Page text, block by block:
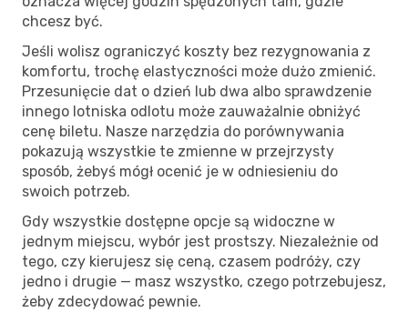
chcesz być.
Jeśli wolisz ograniczyć koszty bez rezygnowania z
komfortu, trochę elastyczności może dużo zmienić.
Przesunięcie dat o dzień lub dwa albo sprawdzenie
innego lotniska odlotu może zauważalnie obniżyć
cenę biletu. Nasze narzędzia do porównywania
pokazują wszystkie te zmienne w przejrzysty
sposób, żebyś mógł ocenić je w odniesieniu do
swoich potrzeb.
Gdy wszystkie dostępne opcje są widoczne w
jednym miejscu, wybór jest prostszy. Niezależnie od
tego, czy kierujesz się ceną, czasem podróży, czy
jedno i drugie — masz wszystko, czego potrzebujesz,
żeby zdecydować pewnie.